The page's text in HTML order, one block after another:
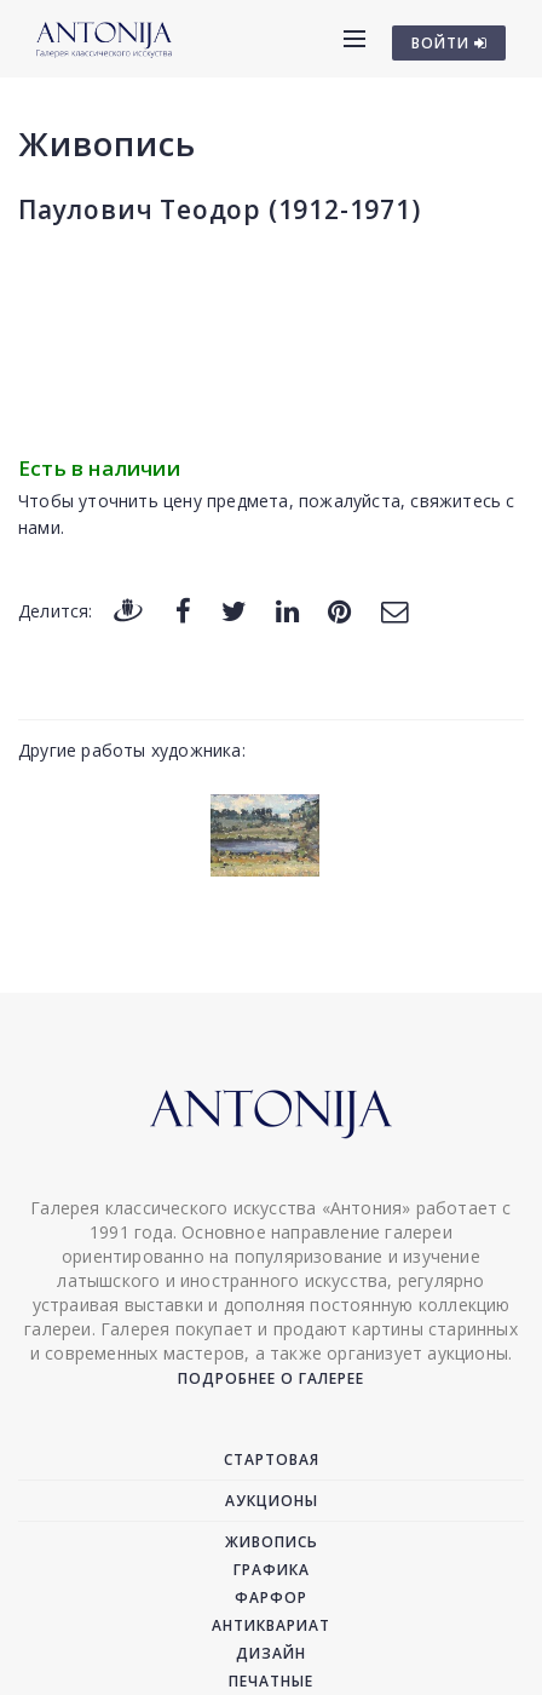
ВОЙТИ
Живопись
Паулович Теодор (1912-1971)
Есть в наличии
Чтобы уточнить цену предмета, пожалуйста, свяжитесь с
нами.
Делится:
Другие работы художника:
Галерея классического искусства «Антония» работает с
1991 года. Основное направление галереи
ориентированно на популяризование и изучение
латышского и иностранного искусства, регулярно
устраивая выставки и дополняя постоянную коллекцию
галереи. Галерея покупает и продают картины старинных
и современных мастеров, а также организует аукционы.
ПОДРОБНЕЕ О ГАЛЕРЕЕ
СТАРТОВАЯ
АУКЦИОНЫ
ЖИВОПИСЬ
ГРАФИКА
ФАРФОР
АНТИКВАРИАТ
ДИЗАЙН
ПЕЧАТНЫЕ